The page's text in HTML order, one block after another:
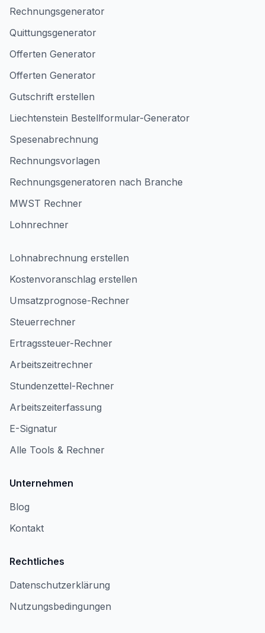
Rechnungsgenerator
Quittungsgenerator
Offerten Generator
Offerten Generator
Gutschrift erstellen
Liechtenstein Bestellformular-Generator
Spesenabrechnung
Rechnungsvorlagen
Rechnungsgeneratoren nach Branche
MWST Rechner
Lohnrechner
Lohnabrechnung erstellen
Kostenvoranschlag erstellen
Umsatzprognose-Rechner
Steuerrechner
Ertragssteuer-Rechner
Arbeitszeitrechner
Stundenzettel-Rechner
Arbeitszeiterfassung
E-Signatur
Alle Tools & Rechner
Unternehmen
Blog
Kontakt
Rechtliches
Datenschutzerklärung
Nutzungsbedingungen